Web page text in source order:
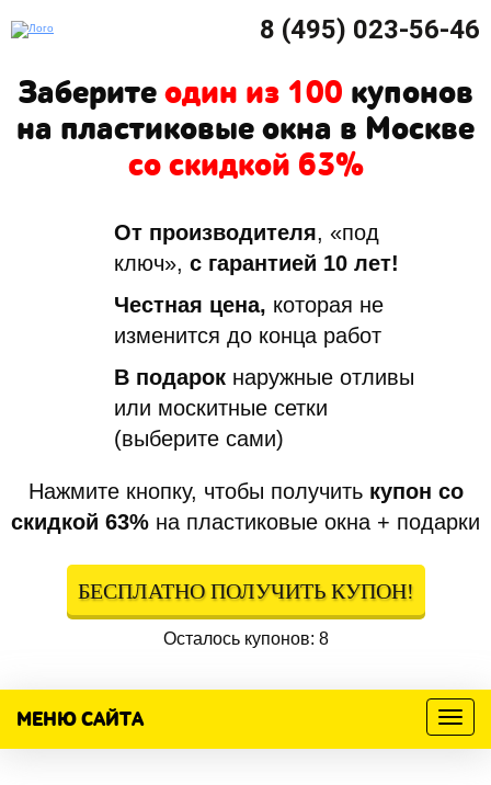
8 (495) 023-56-46
Заберитеодин из 100 купонов
на пластиковые окна в Москве
со скидкой 63%
От производителя, «под
ключ», с гарантией 10 лет!
Честная цена, которая не
изменится до конца работ
В подарок наружные отливы
или москитные сетки
(выберите сами)
Нажмите кнопку, чтобы получить купон со
скидкой 63% на пластиковые окна + подарки
БЕСПЛАТНО ПОЛУЧИТЬ КУПОН!
Осталось купонов: 8
Меню
МЕНЮ САЙТА